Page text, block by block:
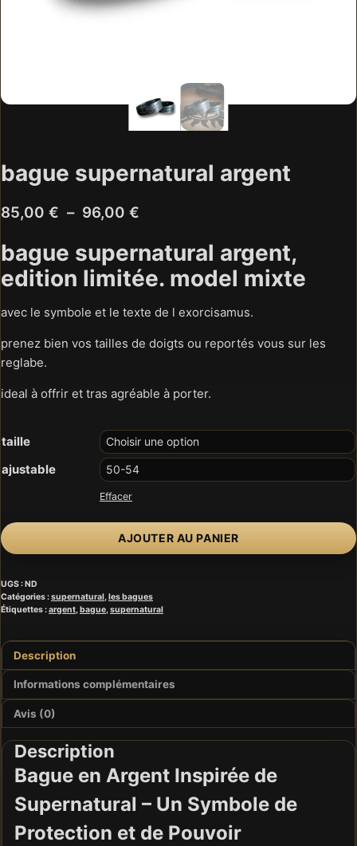
bague supernatural argent
85,00 € – 96,00 €
prix :
85,00 €
à
bague supernatural argent,
edition limitée. model mixte
avec le symbole et le texte de l exorcisamus.
prenez bien vos tailles de doigts ou reportés vous sur les
reglabe.
ideal à offrir et tras agréable à porter.
taille
ajustable
Effacer
quantité
de
supernatural
argent
AJOUTER AU PANIER
UGS :ND
Catégories :supernatural,les bagues
Étiquettes :argent,bague,supernatural
Description
Informations complémentaires
Avis (0)
Description
Bague en Argent Inspirée de
Supernatural – Un Symbole de
Protection et de Pouvoir